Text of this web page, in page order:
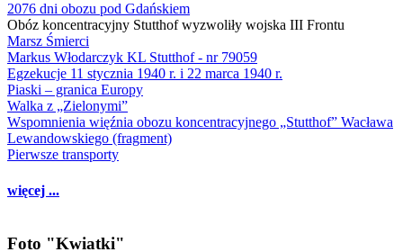
2076 dni obozu pod Gdańskiem
Obóz koncentracyjny Stutthof wyzwoliły wojska III Frontu
Marsz Śmierci
Markus Włodarczyk KL Stutthof - nr 79059
Egzekucje 11 stycznia 1940 r. i 22 marca 1940 r.
Piaski – granica Europy
Walka z „Zielonymi”
Wspomnienia więźnia obozu koncentracyjnego „Stutthof” Wacława
Lewandowskiego (fragment)
Pierwsze transporty
więcej ...
Foto "Kwiatki"